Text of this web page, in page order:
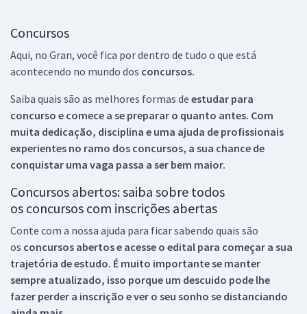
Concursos
Aqui, no Gran, você fica por dentro de tudo o que está
acontecendo no mundo dos concursos.
Saiba quais são as melhores formas de estudar para
concurso e comece a se preparar o quanto antes. Com
muita dedicação, disciplina e uma ajuda de profissionais
experientes no ramo dos concursos, a sua chance de
conquistar uma vaga passa a ser bem maior.
Concursos abertos: saiba sobre todos
os concursos com inscrições abertas
Conte com a nossa ajuda para ficar sabendo quais são
os concursos abertos e acesse o edital para começar a sua
trajetória de estudo. É muito importante se manter
sempre atualizado, isso porque um descuido pode lhe
fazer perder a inscrição e ver o seu sonho se distanciando